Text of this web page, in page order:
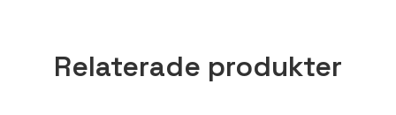
Relaterade produkter